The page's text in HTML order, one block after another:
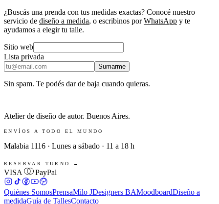
¿Buscás una prenda con tus medidas exactas? Conocé nuestro
servicio de diseño a medida, o escribinos porWhatsApp y te
ayudamos a elegir tu talle.
Sitio web
Lista privada
Sumarme
Sin spam. Te podés dar de baja cuando quieras.
Atelier de diseño de autor. Buenos Aires.
ENVÍOS A TODO EL MUNDO
Malabia 1116 · Lunes a sábado · 11 a 18 h
RESERVAR TURNO →
VISA PayPal
Quiénes SomosPrensaMilo JDesigners BAMoodboardDiseño a
medidaGuía de TallesContacto